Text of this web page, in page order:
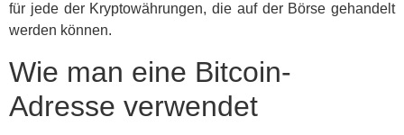
für jede der Kryptowährungen, die auf der Börse gehandelt
werden können.
Wie man eine Bitcoin-
Adresse verwendet